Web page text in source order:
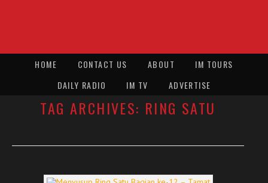
HOME CONTACT US ABOUT
IM TOURS
DAILY RADIO
IM TV ADVERTISE
TAG ARCHIVES: RING SATU